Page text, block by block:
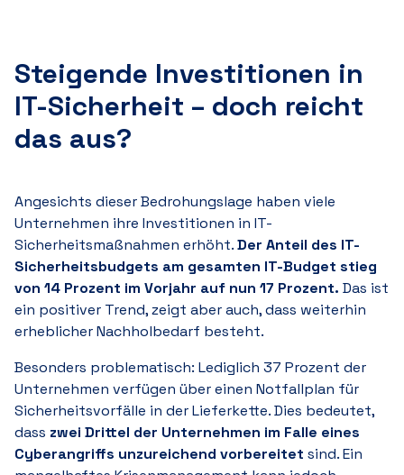
Steigende Investitionen in
IT-Sicherheit – doch reicht
das aus?
Angesichts dieser Bedrohungslage haben viele
Unternehmen ihre Investitionen in IT-
Sicherheitsmaßnahmen erhöht.Der Anteil des IT-
Sicherheitsbudgets am gesamten IT-Budget stieg
von 14 Prozent im Vorjahr auf nun 17 Prozent. Das ist
ein positiver Trend, zeigt aber auch, dass weiterhin
erheblicher Nachholbedarf besteht.
Besonders problematisch: Lediglich 37 Prozent der
Unternehmen verfügen über einen Notfallplan für
Sicherheitsvorfälle in der Lieferkette. Dies bedeutet,
dass zwei Drittel der Unternehmen im Falle eines
Cyberangriffs unzureichend vorbereitet sind. Ein